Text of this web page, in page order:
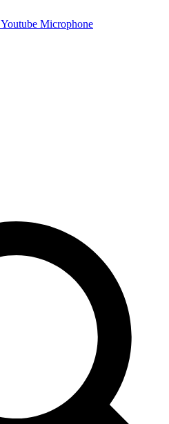
Youtube Microphone